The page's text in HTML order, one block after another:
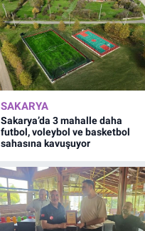
SAKARYA
Sakarya’da 3 mahalle daha
futbol, voleybol ve basketbol
sahasına kavuşuyor